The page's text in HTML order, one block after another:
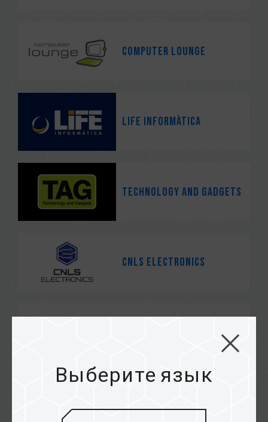
Computer Lounge
Life Informàtica
TECHNOLOGY AND GADGETS
CNLS Electronics
Выберите язык